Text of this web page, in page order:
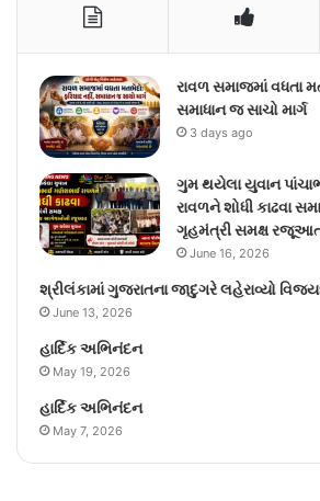
રાવળ સમાજમાં વધતા
સમાધાન જ સાચો માર્ગ
3 days ago
ગુમ થયેલા યુવાન
રાવળને શોધી કાઢવા
ગૃહમંત્રી સમક્ષ
June 16, 2026
શ્રીલંકામાં ગુજરાતના જાદુગરે લહેરાવ્યો
June 13, 2026
હાર્દિક અભિનંદન
May 19, 2026
હાર્દિક અભિનંદન
May 7, 2026